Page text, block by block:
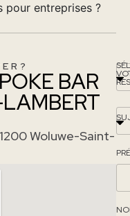
pour entreprises ?
BAR
Woluwe-Saint-